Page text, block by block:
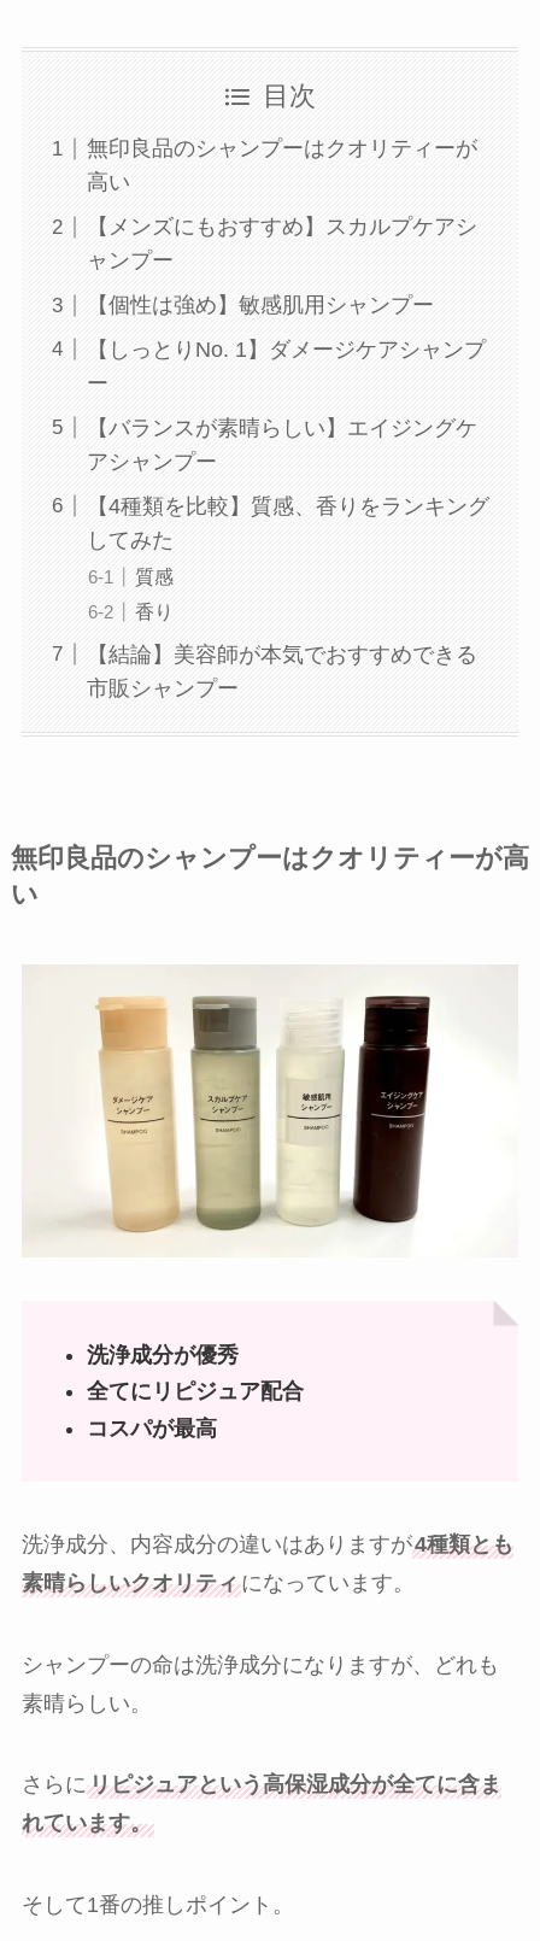
目次
無印良品のシャンプーはクオリティーが
高い
【メンズにもおすすめ】スカルプケアシ
ャンプー
【個性は強め】敏感肌用シャンプー
【しっとりNo. 1】ダメージケアシャンプ
ー
【バランスが素晴らしい】エイジングケ
アシャンプー
【4種類を比較】質感、香りをランキング
してみた
質感
香り
【結論】美容師が本気でおすすめできる
市販シャンプー
無印良品のシャンプーはクオリティーが高
い
洗浄成分が優秀
全てにリピジュア配合
コスパが最高
洗浄成分、内容成分の違いはありますが4種類とも
素晴らしいクオリティになっています。
シャンプーの命は洗浄成分になりますが、どれも
素晴らしい。
さらにリピジュアという高保湿成分が全てに含ま
れています。
そして1番の推しポイント。